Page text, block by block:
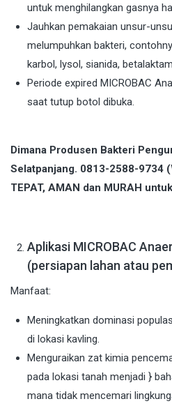
untuk menghilangkan gasnya
Jauhkan pemakaian unsur-
melumpuhkan bakteri,
karbol, lysol, sianida,
Periode expired MICROBAC
saat tutup botol dibuka.
Dimana Produsen Bakteri
Selatpanjang. 0813-2588-9734
TEPAT, AMAN dan MURAH
Aplikasi MICROBAC
(persiapan lahan atau
Manfaat:
Meningkatkan dominasi
di lokasi kavling.
Menguraikan zat kimia
pada lokasi tanah menjadi }
mana tidak mencemari